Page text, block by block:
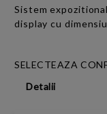
Sistem
display cu
SELECTEAZA
Detalii